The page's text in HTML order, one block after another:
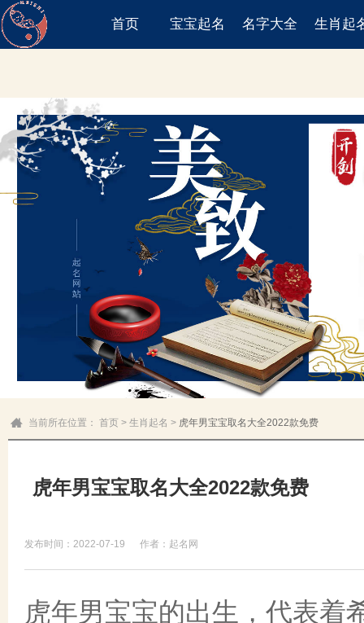
首页 宝宝起名 名字大全 生肖起
当前所在位置： 首页 > 生肖起名 > 虎年男宝宝取名大全2022款免费
虎年男宝宝取名大全2022款免费
发布时间：2022-07-19 作者：起名网
虎年男宝宝的出生，代表着